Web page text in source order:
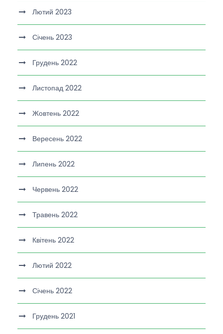
Лютий 2023
Січень 2023
Грудень 2022
Листопад 2022
Жовтень 2022
Вересень 2022
Липень 2022
Червень 2022
Травень 2022
Квітень 2022
Лютий 2022
Січень 2022
Грудень 2021